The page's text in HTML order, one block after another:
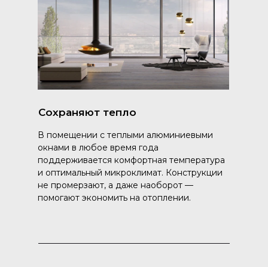
Сохраняют тепло
В помещении с теплыми алюминиевыми
окнами в любое время года
поддерживается комфортная температура
и оптимальный микроклимат. Конструкции
не промерзают, а даже наоборот —
помогают экономить на отоплении.